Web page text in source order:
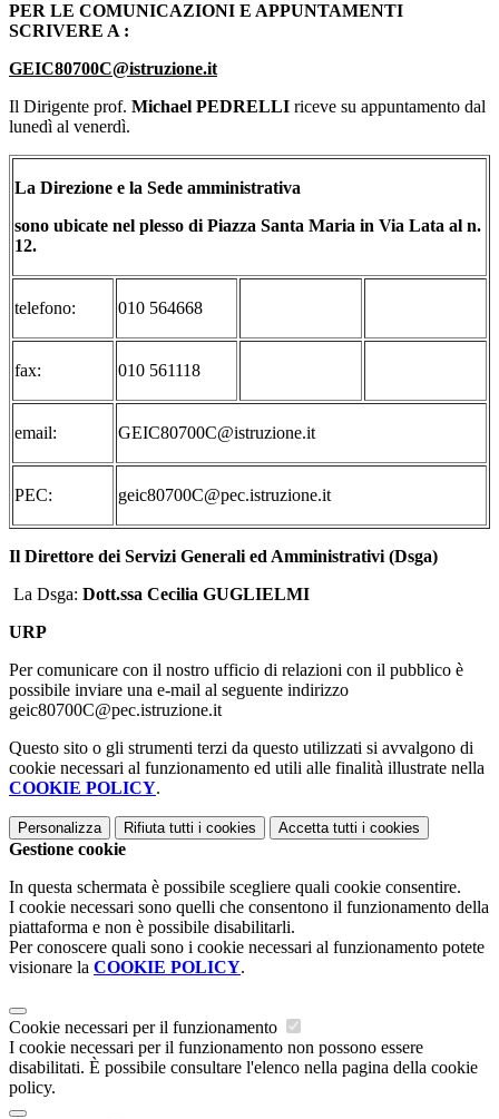
PER LE COMUNICAZIONI E APPUNTAMENTI
SCRIVERE A :
GEIC80700C@istruzione.it
Il Dirigente prof. Michael PEDRELLI riceve su appuntamento dal
lunedì al venerdì.
La Direzione e la Sede amministrativa
sono ubicate nel plesso di Piazza Santa Maria in Via Lata al n.
12.
telefono: 010 564668
fax: 010 561118
email: GEIC80700C@istruzione.it
PEC: geic80700C@pec.istruzione.it
Il Direttore dei Servizi Generali ed Amministrativi (Dsga)
La Dsga: Dott.ssa Cecilia GUGLIELMI
URP
Per comunicare con il nostro ufficio di relazioni con il pubblico è
possibile inviare una e-mail al seguente indirizzo
geic80700C@pec.istruzione.it
Questo sito o gli strumenti terzi da questo utilizzati si avvalgono di
cookie necessari al funzionamento ed utili alle finalità illustrate nella
COOKIE POLICY.
Personalizza Rifiuta tutti i cookies Accetta tutti i cookies
Gestione cookie
In questa schermata è possibile scegliere quali cookie consentire.
I cookie necessari sono quelli che consentono il funzionamento della
piattaforma e non è possibile disabilitarli.
Per conoscere quali sono i cookie necessari al funzionamento potete
visionare la COOKIE POLICY.
Cookie necessari per il funzionamento
I cookie necessari per il funzionamento non possono essere
disabilitati. È possibile consultare l'elenco nella pagina della cookie
policy.